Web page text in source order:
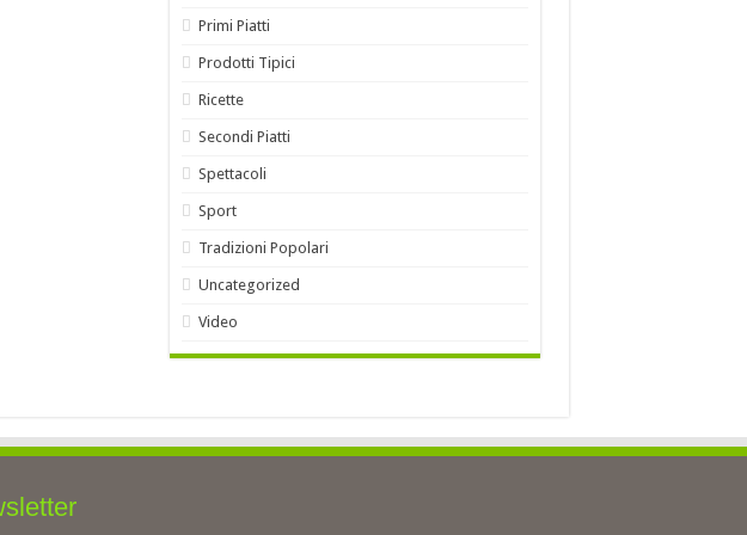
Primi Piatti
Prodotti Tipici
Ricette
Secondi Piatti
Spettacoli
Sport
Tradizioni Popolari
Uncategorized
Video